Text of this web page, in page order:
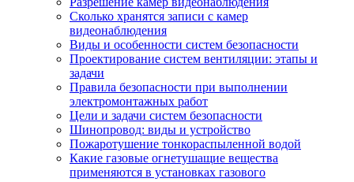
Сколько хранятся записи с камер
видеонаблюдения
Виды и особенности систем безопасности
Проектирование систем вентиляции: этапы и
задачи
Правила безопасности при выполнении
электромонтажных работ
Цели и задачи систем безопасности
Шинопровод: виды и устройство
Пожаротушение тонкораспыленной водой
Какие газовые огнетушащие вещества
применяются в установках газового